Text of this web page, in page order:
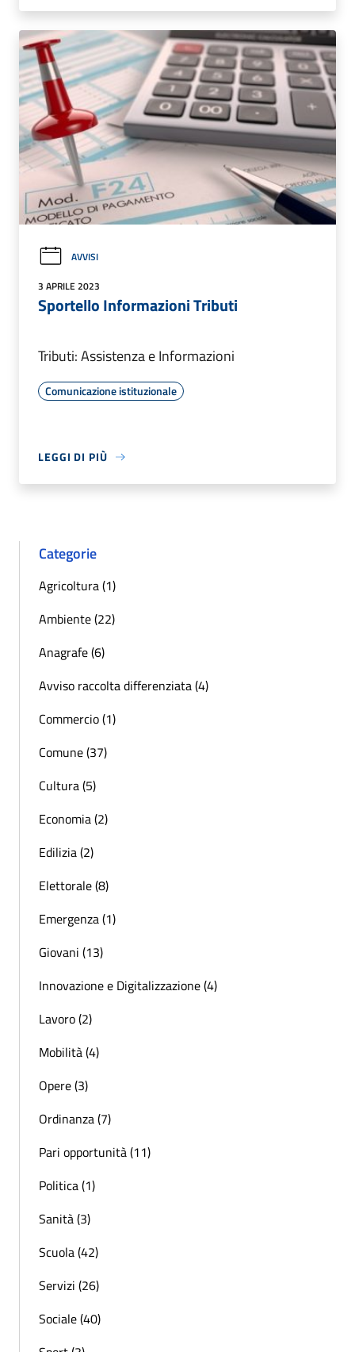
AVVISI
3 APRILE 2023
Sportello Informazioni Tributi
Tributi: Assistenza e Informazioni
Comunicazione istituzionale
LEGGI DI PIÙ
Categorie
Agricoltura (1)
Ambiente (22)
Anagrafe (6)
Avviso raccolta differenziata (4)
Commercio (1)
Comune (37)
Cultura (5)
Economia (2)
Edilizia (2)
Elettorale (8)
Emergenza (1)
Giovani (13)
Innovazione e Digitalizzazione (4)
Lavoro (2)
Mobilità (4)
Opere (3)
Ordinanza (7)
Pari opportunità (11)
Politica (1)
Sanità (3)
Scuola (42)
Servizi (26)
Sociale (40)